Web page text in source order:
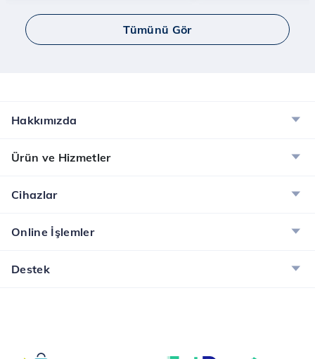
Tümünü Gör
Hakkımızda
Ürün ve Hizmetler
Cihazlar
Online İşlemler
Destek